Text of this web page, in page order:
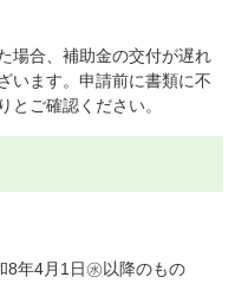
場合、補助金の交付が遅れ
います。申請前に書類に不
とご確認ください。
年4月1日㊌以降のもの